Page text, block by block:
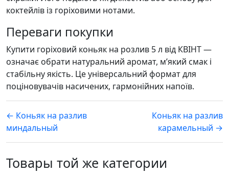
коктейлів із горіховими нотами.
Переваги покупки
Купити горіховий коньяк на розлив 5 л від КВІНТ —
означає обрати натуральний аромат, м’який смак і
стабільну якість. Це універсальний формат для
поціновувачів насичених, гармонійних напоїв.
← Коньяк на разлив
миндальный
Коньяк на разлив
карамельный →
Товары той же категории